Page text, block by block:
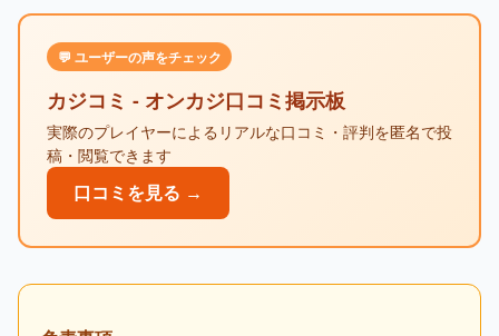
💬 ユーザーの声をチェック
カジコミ - オンカジ口コミ掲示板
実際のプレイヤーによるリアルな口コミ・評判を匿名で投
稿・閲覧できます
口コミを見る →